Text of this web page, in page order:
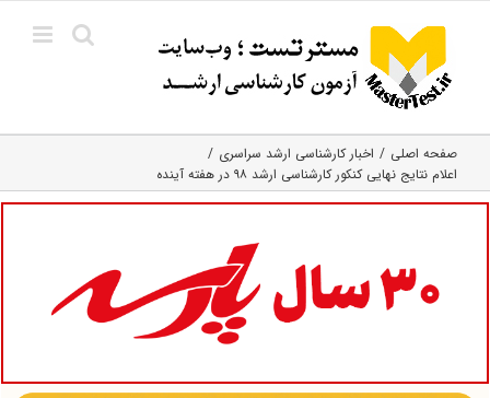
content
صفحه اصلی
اخبار کارشناسی ارشد سراسری
اعلام نتایج نهایی کنکور کارشناسی ارشد ۹۸ در هفته آینده